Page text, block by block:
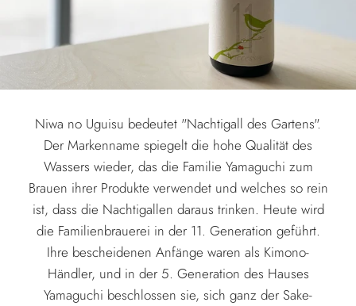
Niwa no Uguisu bedeutet "Nachtigall des Gartens".
Der Markenname spiegelt die hohe Qualität des
Wassers wieder, das die Familie Yamaguchi zum
Brauen ihrer Produkte verwendet und welches so rein
ist, dass die Nachtigallen daraus trinken. Heute wird
die Familienbrauerei in der 11. Generation geführt.
Ihre bescheidenen Anfänge waren als Kimono-
Händler, und in der 5. Generation des Hauses
Yamaguchi beschlossen sie, sich ganz der Sake-